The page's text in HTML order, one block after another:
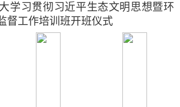
学习贯彻习近平生态文明思想暨环
督工作培训班开班仪式